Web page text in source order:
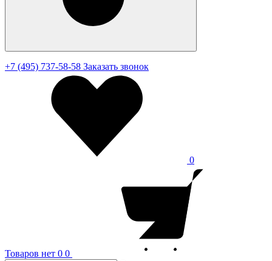
+7 (495) 737-58-58 Заказать звонок
0
Товаров нет 0 0